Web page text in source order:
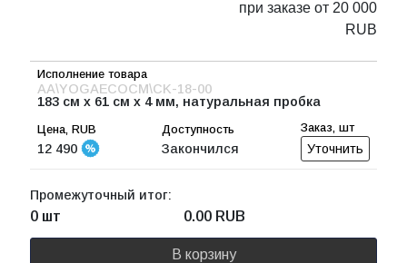
при заказе от 20 000
RUB
AA\YOGAECOCM\CK-18-00
183 см х 61 см х 4 мм, натуральная пробка
12 490 Закончился Уточнить
Промежуточный итог:
0 шт 0.00 RUB
В корзину